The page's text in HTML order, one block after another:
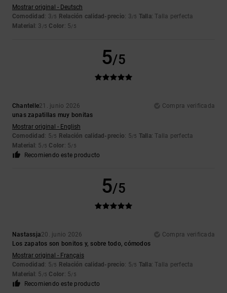
Mostrar original - Deutsch
Comodidad : 3/5 Relación calidad-precio: 3/5 Talla: Talla perfecta
Material : 3 /5 Color: 5/5
5/5
Chantelle21. junio 2026
Compra verificada
unas zapatillas muy bonitas
Mostrar original - English
Comodidad : 5/5 Relación calidad-precio: 5/5 Talla: Talla perfecta
Material : 5 /5 Color: 5/5
Recomiendo este producto
5/5
Nastassja20. junio 2026
Compra verificada
Los zapatos son bonitos y, sobre todo, cómodos
Mostrar original - Français
Comodidad : 5/5 Relación calidad-precio: 5/5 Talla: Talla perfecta
Material : 5 /5 Color: 5/5
Recomiendo este producto